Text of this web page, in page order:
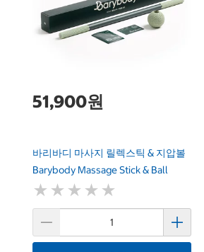
51,900원
바리바디 마사지 릴렉스틱 & 지압볼
Barybody Massage Stick & Ball
★ ★ ★ ★ ★
★ ★ ★ ★ ★